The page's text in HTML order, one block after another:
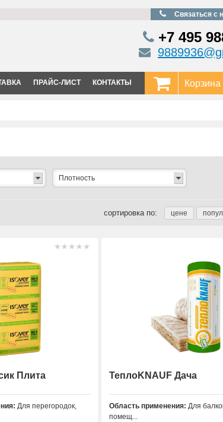
Связаться с
+7 495
ПРАЙС-ЛИСТ КОНТАКТЫ Корзина
Плотность
сортировка по:
Плита
Для перегородок,
ТеплоKNAUF Дача
Область применения: Для
помещ...